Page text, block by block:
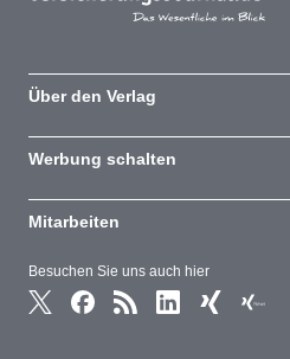
Besuchen Sie uns auch hier
Über den Verlag
Werbung schalten
Mitarbeiten